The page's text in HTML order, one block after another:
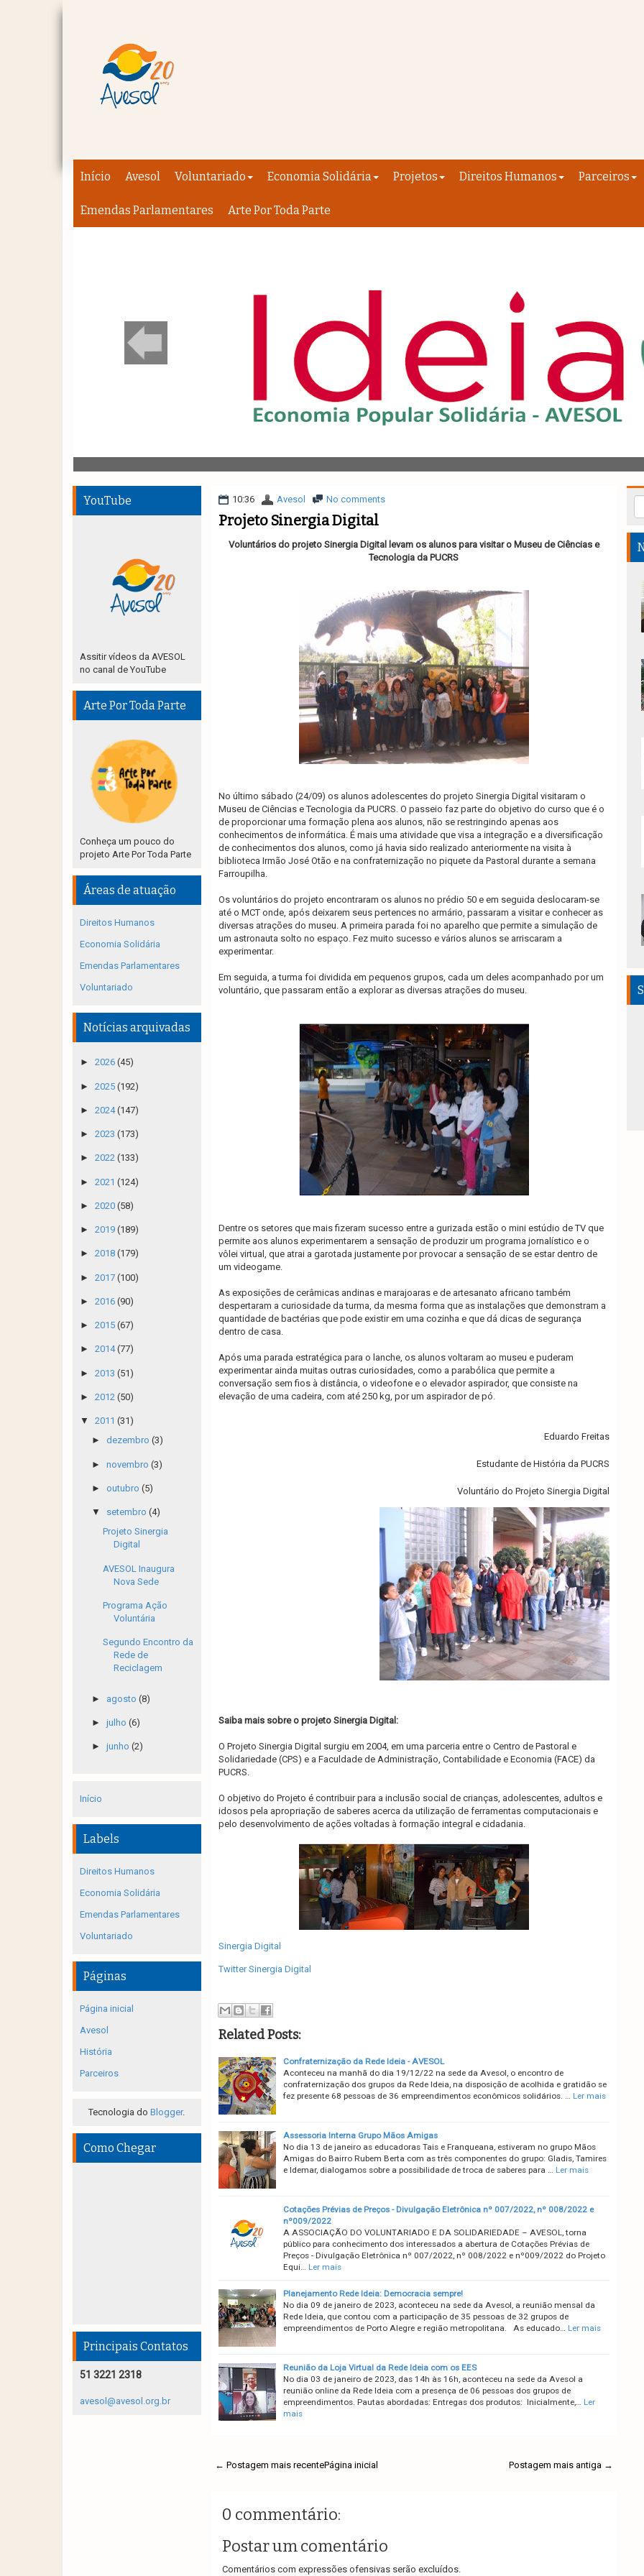
Início Avesol Voluntariado Economia Solidária Projetos Direitos Humanos Parceiros
Emendas Parlamentares Arte Por Toda Parte
10:36 Avesol No comments
Projeto Sinergia Digital
Voluntários do projeto Sinergia Digital levam os alunos para visitar o Museu de Ciências e
Tecnologia da PUCRS
No último sábado (24/09) os alunos adolescentes do projeto Sinergia Digital visitaram o
Museu de Ciências e Tecnologia da PUCRS. O passeio faz parte do objetivo do curso que é o
de proporcionar uma formação plena aos alunos, não se restringindo apenas aos
conhecimentos de informática. É mais uma atividade que visa a integração e a diversificação
de conhecimentos dos alunos, como já havia sido realizado anteriormente na visita à
biblioteca Irmão José Otão e na confraternização no piquete da Pastoral durante a semana
Farroupilha.
Os voluntários do projeto encontraram os alunos no prédio 50 e em seguida deslocaram-se
até o MCT onde, após deixarem seus pertences no armário, passaram a visitar e conhecer as
diversas atrações do museu. A primeira parada foi no aparelho que permite a simulação de
um astronauta solto no espaço. Fez muito sucesso e vários alunos se arriscaram a
experimentar.
Em seguida, a turma foi dividida em pequenos grupos, cada um deles acompanhado por um
voluntário, que passaram então a explorar as diversas atrações do museu.
Dentre os setores que mais fizeram sucesso entre a gurizada estão o mini estúdio de TV que
permite aos alunos experimentarem a sensação de produzir um programa jornalístico e o
vôlei virtual, que atrai a garotada justamente por provocar a sensação de se estar dentro de
um videogame.
As exposições de cerâmicas andinas e marajoaras e de artesanato africano também
despertaram a curiosidade da turma, da mesma forma que as instalações que demonstram a
quantidade de bactérias que pode existir em uma cozinha e que dá dicas de segurança
dentro de casa.
Após uma parada estratégica para o lanche, os alunos voltaram ao museu e puderam
experimentar ainda muitas outras curiosidades, como a parabólica que permite a
conversação sem fios à distância, o videofone e o elevador aspirador, que consiste na
elevação de uma cadeira, com até 250 kg, por um aspirador de pó.
Eduardo Freitas
Estudante de História da PUCRS
Voluntário do Projeto Sinergia Digital
Saiba mais sobre o projeto Sinergia Digital:
O Projeto Sinergia Digital surgiu em 2004, em uma parceria entre o Centro de Pastoral e
Solidariedade (CPS) e a Faculdade de Administração, Contabilidade e Economia (FACE) da
PUCRS.
O objetivo do Projeto é contribuir para a inclusão social de crianças, adolescentes, adultos e
idosos pela apropriação de saberes acerca da utilização de ferramentas computacionais e
pelo desenvolvimento de ações voltadas à formação integral e cidadania.
Sinergia Digital
Twitter Sinergia Digital
Related Posts:
Confraternização da Rede Ideia - AVESOL
Aconteceu na manhã do dia 19/12/22 na sede da Avesol, o encontro de
confraternização dos grupos da Rede Ideia, na disposição de acolhida e gratidão se
fez presente 68 pessoas de 36 empreendimentos econômicos solidários. … Ler mais
Assessoria Interna Grupo Mãos Amigas
No dia 13 de janeiro as educadoras Tais e Franqueana, estiveram no grupo Mãos
Amigas do Bairro Rubem Berta com as três componentes do grupo: Gladis, Tamires
e Idemar, dialogamos sobre a possibilidade de troca de saberes para … Ler mais
Cotações Prévias de Preços - Divulgação Eletrônica nº 007/2022, nº 008/2022 e
nº009/2022
A ASSOCIAÇÃO DO VOLUNTARIADO E DA SOLIDARIEDADE – AVESOL, torna
público para conhecimento dos interessados a abertura de Cotações Prévias de
Preços - Divulgação Eletrônica nº 007/2022, nº 008/2022 e nº009/2022 do Projeto
Equi… Ler mais
Planejamento Rede Ideia: Democracia sempre!
No dia 09 de janeiro de 2023, aconteceu na sede da Avesol, a reunião mensal da
Rede Ideia, que contou com a participação de 35 pessoas de 32 grupos de
empreendimentos de Porto Alegre e região metropolitana. As educado… Ler mais
Reunião da Loja Virtual da Rede Ideia com os EES
No dia 03 de janeiro de 2023, das 14h às 16h, aconteceu na sede da Avesol a
reunião online da Rede Ideia com a presença de 06 pessoas dos grupos de
empreendimentos. Pautas abordadas: Entregas dos produtos: Inicialmente,… Ler
mais
← Postagem mais recente Postagem mais antiga →
Página inicial
0 commentário:
Postar um comentário
Comentários com expressões ofensivas serão excluídos.
YouTube
Assitir vídeos da AVESOL
no canal de YouTube
Arte Por Toda Parte
Conheça um pouco do
projeto Arte Por Toda Parte
Áreas de atuação
Direitos Humanos
Economia Solidária
Emendas Parlamentares
Voluntariado
Notícias arquivadas
► 2026 (45)
► 2025 (192)
► 2024(147)
► 2023 (173)
► 2022 (133)
► 2021 (124)
► 2020 (58)
► 2019 (189)
► 2018 (179)
► 2017 (100)
► 2016 (90)
► 2015 (67)
► 2014(77)
► 2013 (51)
► 2012 (50)
▼ 2011 (31)
► dezembro (3)
► novembro (3)
► outubro (5)
▼ setembro (4)
Projeto Sinergia
Digital
AVESOL Inaugura
Nova Sede
Programa Ação
Voluntária
Segundo Encontro da
Rede de
Reciclagem
► agosto (8)
► julho (6)
► junho (2)
Início
Labels
Direitos Humanos
Economia Solidária
Emendas Parlamentares
Voluntariado
Páginas
Página inicial
Avesol
História
Parceiros
Tecnologia doBlogger.
Como Chegar
Principais Contatos
51 3221 2318
avesol@avesol.org.br